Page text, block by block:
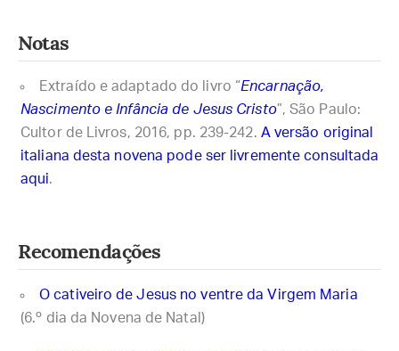
Notas
Extraído e adaptado do livro “Encarnação,
Nascimento e Infância de Jesus Cristo”, São Paulo:
Cultor de Livros, 2016, pp. 239-242. A versão original
italiana desta novena pode ser livremente consultada
aqui.
Recomendações
O cativeiro de Jesus no ventre da Virgem Maria
(6.º dia da Novena de Natal)